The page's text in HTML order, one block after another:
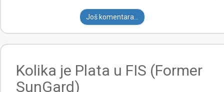
Još komentara...
Kolika je Plata u FIS (Former
SunGard)